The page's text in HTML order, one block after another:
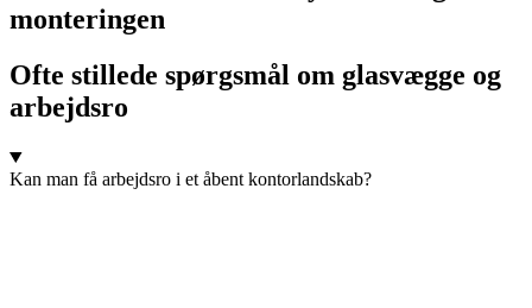
monteringen
Ofte stillede spørgsmål om glasvægge og
arbejdsro
Kan man få arbejdsro i et åbent kontorlandskab?